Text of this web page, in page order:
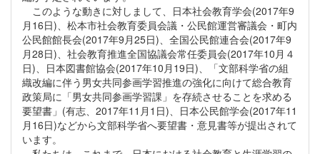
このような動きに対しまして、日本社会教育学会(2017年9
月16日)、松本市社会教育委員会議・公民館運営審議会・町内
公民館館長会(2017年9月25日)、全国公民館連合会(2017年9
月28日)、社会教育推進全国協議会常任委員会(2017年10月４
日)、日本図書館協会(2017年10月19日)、「文部科学省の組
織改編に伴う男女共同参画学習推進の強化に向けて総合教育
政策局に「男女共同参画学習課」を存続させることを求める
要望書」(有志、2017年11月1日)、日本公民館学会(2017年11
月16日)などから文部科学省へ要望書・意見書等が提出されて
います。